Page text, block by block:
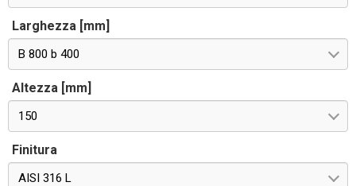
Larghezza [mm]
B 800 b 400
Altezza [mm]
150
Finitura
AISI 316 L